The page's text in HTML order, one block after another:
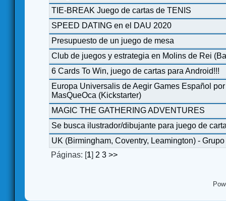
TIE-BREAK Juego de cartas de TENIS
SPEED DATING en el DAU 2020
Presupuesto de un juego de mesa
Club de juegos y estrategia en Molins de Rei
6 Cards To Win, juego de cartas para Android!!!
Europa Universalis de Aegir Games Español
MasQueOca (Kickstarter)
MAGIC THE GATHERING ADVENTURES
Se busca ilustrador/dibujante para juego de
UK (Birmingham, Coventry, Leamington) -
Páginas: [1] 2 3 >>